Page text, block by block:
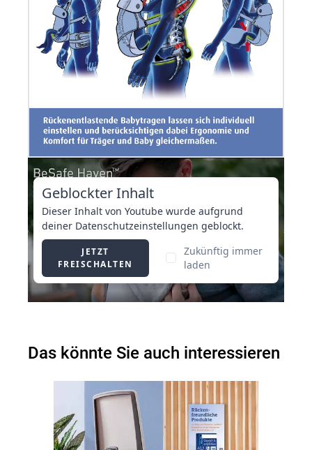
Das könnte Sie auch interessieren